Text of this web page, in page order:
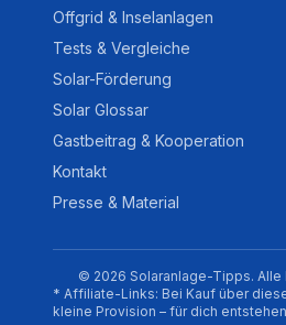
Offgrid & Inselanlagen
Tests & Vergleiche
Solar-Förderung
Solar Glossar
Gastbeitrag & Kooperation
Kontakt
Presse & Material
© 2026 Solaranlage-Tipps. Alle
* Affiliate-Links: Bei Kauf über
kleine Provision – für dich